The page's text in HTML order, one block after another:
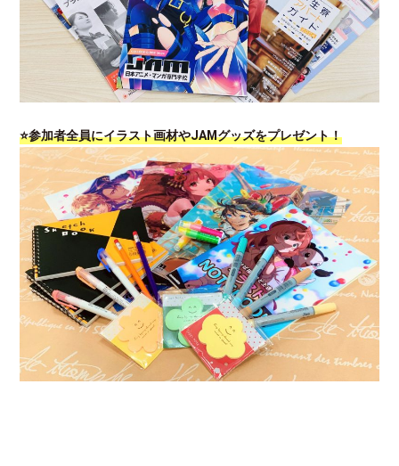
⭐参加者全員にイラスト画材やJAMグッズをプレゼント！